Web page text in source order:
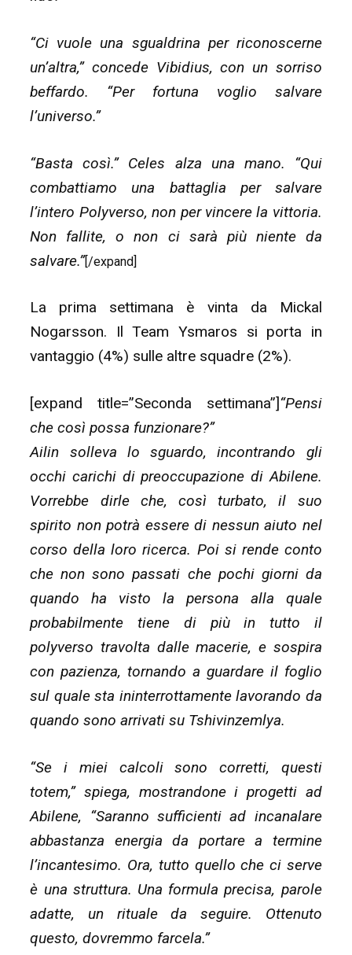
“Ci vuole una sgualdrina per riconoscerne
un’altra,” concede Vibidius, con un sorriso
beffardo. “Per fortuna voglio salvare
l’universo.”
“Basta così.” Celes alza una mano. “Qui
combattiamo una battaglia per salvare
l’intero Polyverso, non per vincere la vittoria.
Non fallite, o non ci sarà più niente da
salvare.”[/expand]
La prima settimana è vinta da Mickal
Nogarsson. Il Team Ysmaros si porta in
vantaggio (4%) sulle altre squadre (2%).
[expand title=”Seconda settimana”]“Pensi
che così possa funzionare?”
Ailin solleva lo sguardo, incontrando gli
occhi carichi di preoccupazione di Abilene.
Vorrebbe dirle che, così turbato, il suo
spirito non potrà essere di nessun aiuto nel
corso della loro ricerca. Poi si rende conto
che non sono passati che pochi giorni da
quando ha visto la persona alla quale
probabilmente tiene di più in tutto il
polyverso travolta dalle macerie, e sospira
con pazienza, tornando a guardare il foglio
sul quale sta ininterrottamente lavorando da
quando sono arrivati su Tshivinzemlya.
“Se i miei calcoli sono corretti, questi
totem,” spiega, mostrandone i progetti ad
Abilene, “Saranno sufficienti ad incanalare
abbastanza energia da portare a termine
l’incantesimo. Ora, tutto quello che ci serve
è una struttura. Una formula precisa, parole
adatte, un rituale da seguire. Ottenuto
questo, dovremmo farcela.”